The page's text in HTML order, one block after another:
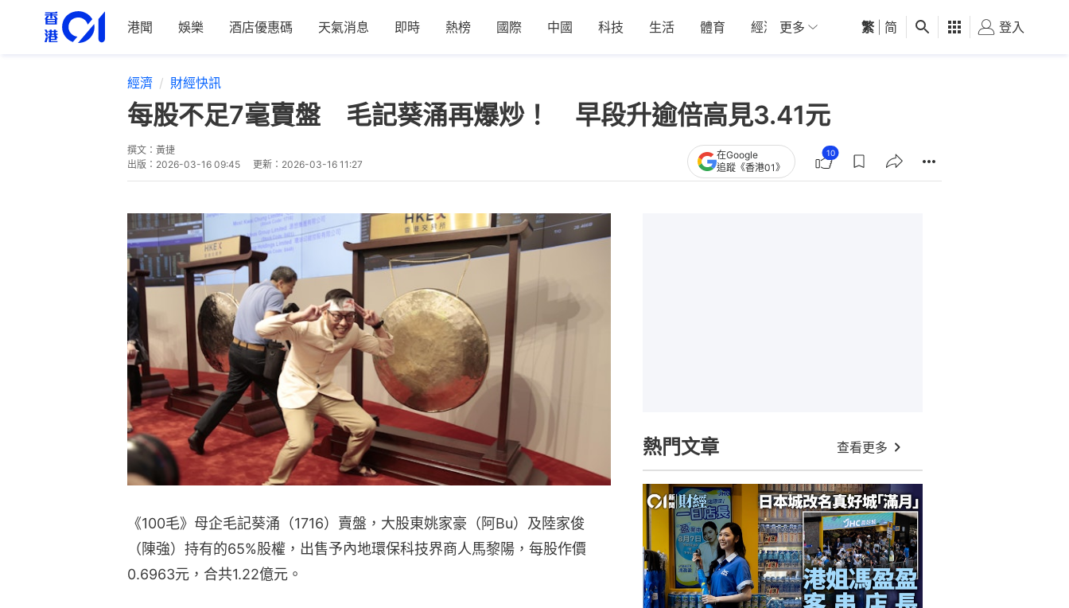
港聞 娛樂 酒店優惠碼 天氣消息 即時 熱榜 國際 中國 科技 生活 體育 經濟 01深圳 觀點 健康 好食玩飛
更多 繁 简 登入
經濟 財經快訊
每股不足7毫賣盤 毛記葵涌再爆炒！ 早段升逾倍高見3.41元
撰文： 黃捷
出版： 2026-03-16 09:45 更新： 2026-03-16 11:27
在Google
追蹤《香港01》
10
《100毛》母企毛記葵涌（1716）賣盤，大股東姚家豪（阿Bu）及陸家俊
（陳強）持有的65%股權，出售予內地環保科技界商人馬黎陽，每股作價
0.6963元，合共1.22億元。
熱門文章 查看更多